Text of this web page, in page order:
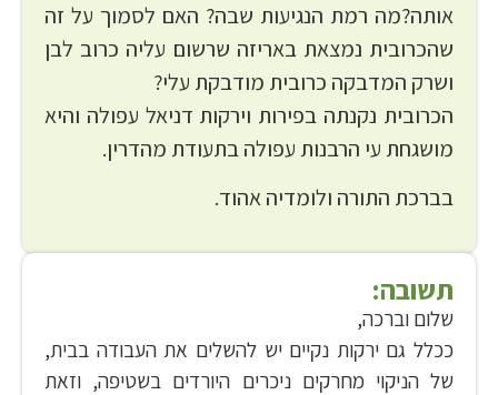
אותה?מה רמת הנגיעות שבה? האם לסמוך על זה
שהכרובית נמצאת באריזה שרשום עליה כרוב לבן
ושרק המדבקה כרובית מודבקת עלי?
הכרובית נקנתה בפירות וירקות דניאל עפולה והיא
מושגחת עי הרבנות עפולה בתעודת מהדרין.
בברכת התורה ולומדיה אהוד.
תשובה:
שלום וברכה,
ככלל גם ירקות נקיים יש להשלים את העבודה בבית,
של הניקוי מחרקים ניכרים היורדים בשטיפה, וזאת